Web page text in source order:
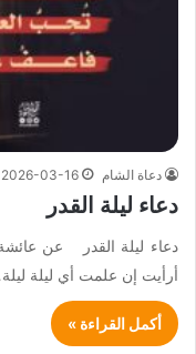
دعاة الشام 2026-03-16
دعاء ليلة القدر
دعاء ليلة القدر عن
أرأيت إن علمت أي ليلة
أكمل القراءة »